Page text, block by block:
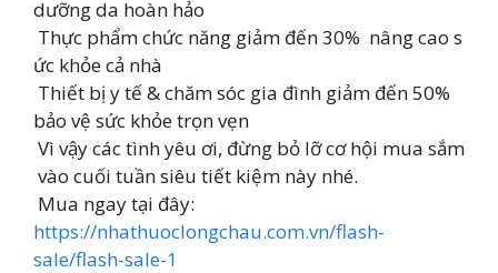
dưỡng da hoàn hảo
Thực phẩm chức năng giảm đến 30% nâng cao s
ức khỏe cả nhà
Thiết bị y tế & chăm sóc gia đình giảm đến 50%
bảo vệ sức khỏe trọn vẹn
Vì vậy các tình yêu ơi, đừng bỏ lỡ cơ hội mua sắm
vào cuối tuần siêu tiết kiệm này nhé.
Mua ngay tại đây:
https://nhathuoclongchau.com.vn/flash-
sale/flash-sale-1